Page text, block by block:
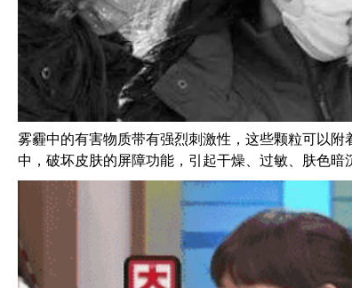
雾霾中的有害物质带有强烈刺激性，这些颗粒可以
中，破坏皮肤的屏障功能，引起干燥、过敏、肤色暗